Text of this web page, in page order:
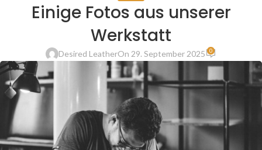
Einige Fotos aus unserer
Werkstatt
Desired LeatherOn 29. September 2025 0